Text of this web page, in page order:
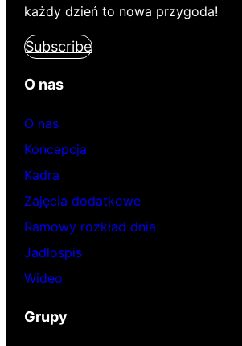
każdy dzień to nowa przygoda!
Subscribe
O nas
O nas
Koncepcja
Kadra
Zajęcia dodatkowe
Ramowy rozkład dnia
Jadłospis
Wideo
Grupy